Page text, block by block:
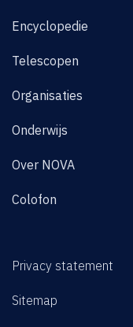
Encyclopedie
Telescopen
Organisaties
Onderwijs
Over NOVA
Colofon
Privacy statement
Sitemap